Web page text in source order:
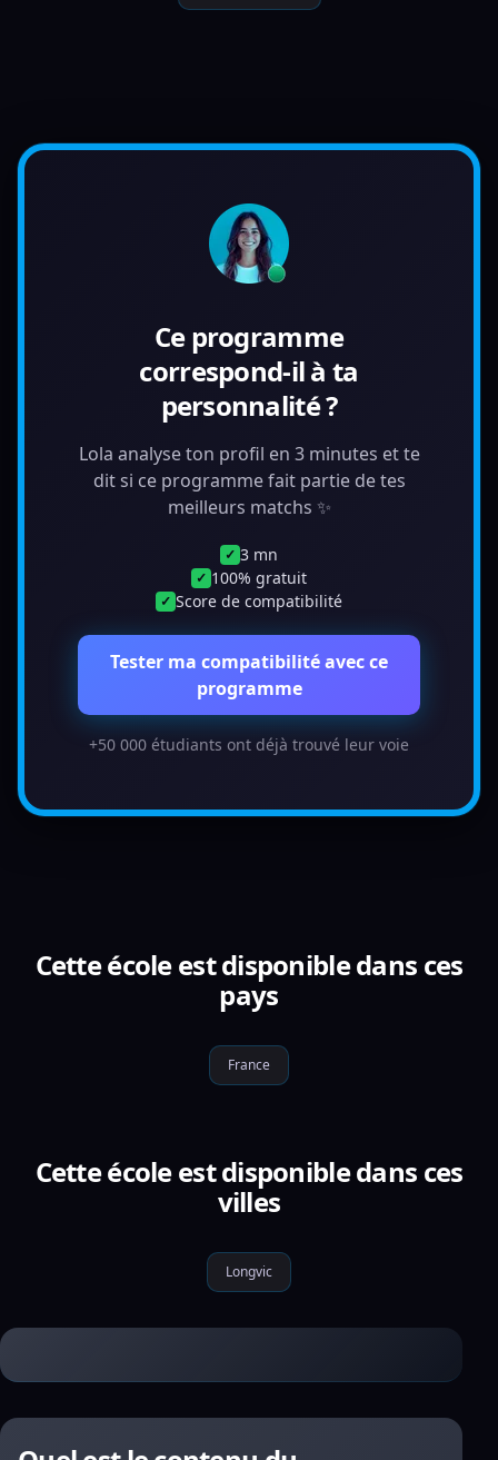
Ce programme
correspond-il à ta
personnalité ?
Lola analyse ton profil en 3 minutes et te
dit si ce programme fait partie de tes
meilleurs matchs ✨
✓ 3 mn
✓ 100% gratuit
✓ Score de compatibilité
Tester ma compatibilité avec ce
programme
+50 000 étudiants ont déjà trouvé leur voie
Cette école est disponible dans ces
pays
France
Cette école est disponible dans ces
villes
Longvic